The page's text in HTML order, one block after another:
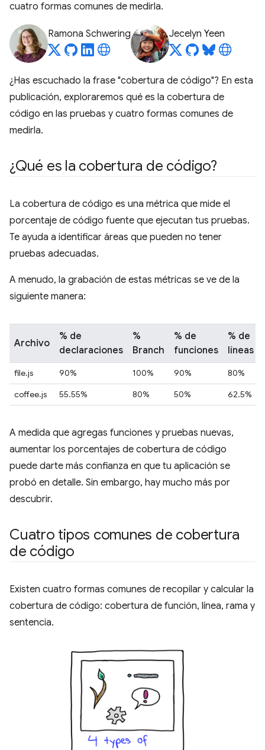
cuatro formas comunes de medirla.
Ramona Schwering Jecelyn Yeen
¿Has escuchado la frase "cobertura de código"? En esta
publicación, exploraremos qué es la cobertura de
código en las pruebas y cuatro formas comunes de
medirla.
¿Qué es la cobertura de código?
La cobertura de código es una métrica que mide el
porcentaje de código fuente que ejecutan tus pruebas.
Te ayuda a identificar áreas que pueden no tener
pruebas adecuadas.
A menudo, la grabación de estas métricas se ve de la
siguiente manera:
Archivo
% de
declaraciones
%
Branch
% de
funciones
% de
líneas
file.js 90% 100% 90% 80%
coffee.js
55.55% 80% 50% 62.5%
A medida que agregas funciones y pruebas nuevas,
aumentar los porcentajes de cobertura de código
puede darte más confianza en que tu aplicación se
probó en detalle. Sin embargo, hay mucho más por
descubrir.
Cuatro tipos comunes de cobertura
de código
Existen cuatro formas comunes de recopilar y calcular la
cobertura de código: cobertura de función, línea, rama y
sentencia.